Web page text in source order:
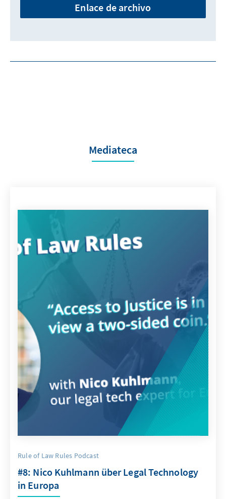
Enlace de archivo
Mediateca
Rule of Law Rules Podcast
#8: Nico Kuhlmann über Legal Technology
in Europa